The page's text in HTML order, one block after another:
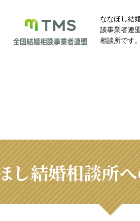
ななほし結
談事業者連
相談所です。
し結婚相談所